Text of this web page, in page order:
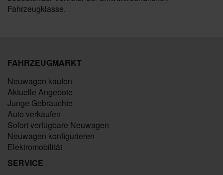
Fahrzeugklasse.
FAHRZEUGMARKT
Neuwagen kaufen
Aktuelle Angebote
Junge Gebrauchte
Auto verkaufen
Sofort verfügbare Neuwagen
Neuwagen konfigurieren
Elektromobilität
SERVICE